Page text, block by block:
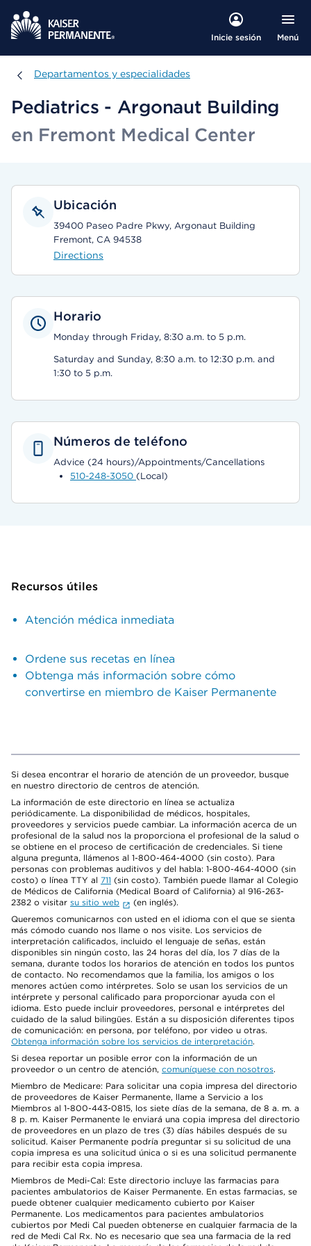
Inicie sesión Menú
Departamentos y especialidades
Departamentos y especialidades
Pediatrics - Argonaut Building
en Fremont Medical Center
Ubicación
39400 Paseo Padre Pkwy, Argonaut Building
Fremont, CA 94538
Directions
Horario
Monday through Friday, 8:30 a.m. to 5 p.m.
Saturday and Sunday, 8:30 a.m. to 12:30 p.m. and
1:30 to 5 p.m.
Números de teléfono
Advice (24 hours)/Appointments/Cancellations
510-248-3050 (Local)
Recursos útiles
Atención médica inmediata
Ordene sus recetas en línea
Obtenga más información sobre cómo
convertirse en miembro de Kaiser Permanente
Si desea encontrar el horario de atención de un proveedor, busque
en nuestro directorio de centros de atención.
La información de este directorio en línea se actualiza
periódicamente. La disponibilidad de médicos, hospitales,
proveedores y servicios puede cambiar. La información acerca de un
profesional de la salud nos la proporciona el profesional de la salud o
se obtiene en el proceso de certificación de credenciales. Si tiene
alguna pregunta, llámenos al 1-800-464-4000 (sin costo). Para
personas con problemas auditivos y del habla: 1-800-464-4000 (sin
costo) o línea TTY al 711 (sin costo). También puede llamar al Colegio
de Médicos de California (Medical Board of California) al 916-263-
2382 o visitar su sitio web
(en inglés).
Queremos comunicarnos con usted en el idioma con el que se sienta
más cómodo cuando nos llame o nos visite. Los servicios de
interpretación calificados, incluido el lenguaje de señas, están
disponibles sin ningún costo, las 24 horas del día, los 7 días de la
semana, durante todos los horarios de atención en todos los puntos
de contacto. No recomendamos que la familia, los amigos o los
menores actúen como intérpretes. Solo se usan los servicios de un
intérprete y personal calificado para proporcionar ayuda con el
idioma. Esto puede incluir proveedores, personal e intérpretes del
cuidado de la salud bilingües. Están a su disposición diferentes tipos
de comunicación: en persona, por teléfono, por video u otras.
Obtenga información sobre los servicios de interpretación.
Si desea reportar un posible error con la información de un
proveedor o un centro de atención, comuníquese con nosotros.
Miembro de Medicare: Para solicitar una copia impresa del directorio
de proveedores de Kaiser Permanente, llame a Servicio a los
Miembros al 1-800-443-0815, los siete días de la semana, de 8 a. m. a
8 p. m. Kaiser Permanente le enviará una copia impresa del directorio
de proveedores en un plazo de tres (3) días hábiles después de su
solicitud. Kaiser Permanente podría preguntar si su solicitud de una
copia impresa es una solicitud única o si es una solicitud permanente
para recibir esta copia impresa.
Miembros de Medi-Cal: Este directorio incluye las farmacias para
pacientes ambulatorios de Kaiser Permanente. En estas farmacias, se
puede obtener cualquier medicamento cubierto por Kaiser
Permanente. Los medicamentos para pacientes ambulatorios
cubiertos por Medi Cal pueden obtenerse en cualquier farmacia de la
red de Medi Cal Rx. No es necesario que sea una farmacia de la red